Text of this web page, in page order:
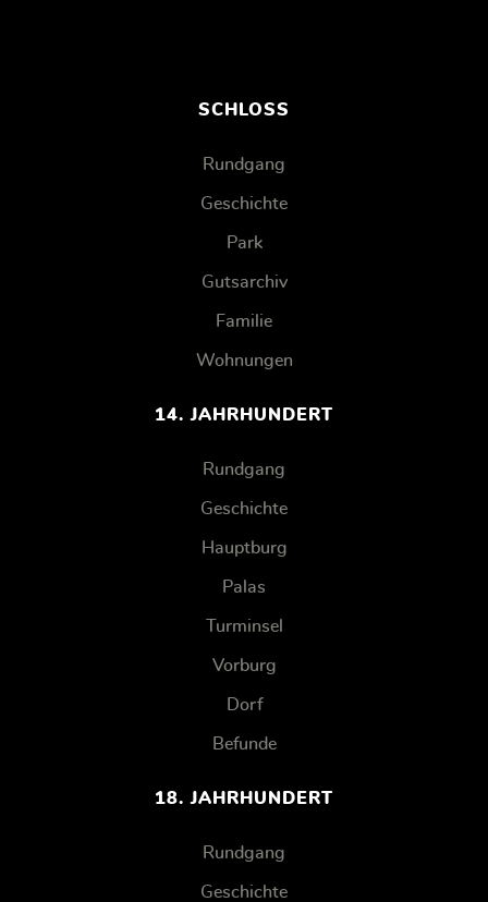
SCHLOSS
Rundgang
Geschichte
Park
Gutsarchiv
Familie
Wohnungen
14. JAHRHUNDERT
Rundgang
Geschichte
Hauptburg
Palas
Turminsel
Vorburg
Dorf
Befunde
18. JAHRHUNDERT
Rundgang
Geschichte